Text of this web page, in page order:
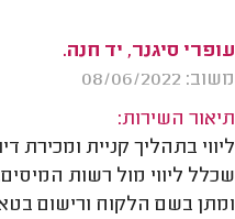
עופרי סיגנר, יד חנה.
משוב: 08/06/2022
תיאור השירות:
ליווי בתהליך קניית ומכירת
שכלל ליווי מול רשות
ומתן בשם הלקוח ורישום